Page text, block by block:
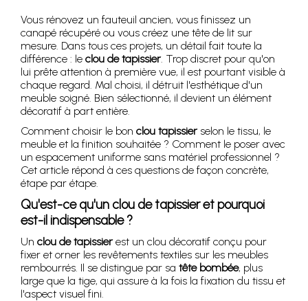
Vous rénovez un fauteuil ancien, vous finissez un
canapé récupéré ou vous créez une tête de lit sur
mesure. Dans tous ces projets, un détail fait toute la
différence : le clou de tapissier. Trop discret pour qu'on
lui prête attention à première vue, il est pourtant visible à
chaque regard. Mal choisi, il détruit l'esthétique d'un
meuble soigné. Bien sélectionné, il devient un élément
décoratif à part entière.
Comment choisir le bon clou tapissierselon le tissu, le
meuble et la finition souhaitée ? Comment le poser avec
un espacement uniforme sans matériel professionnel ?
Cet article répond à ces questions de façon concrète,
étape par étape.
Qu'est-ce qu'un clou de tapissier et pourquoi
est-il indispensable ?
Un clou de tapissierest un clou décoratif conçu pour
fixer et orner les revêtements textiles sur les meubles
rembourrés. Il se distingue par sa tête bombée, plus
large que la tige, qui assure à la fois la fixation du tissu et
l'aspect visuel fini.